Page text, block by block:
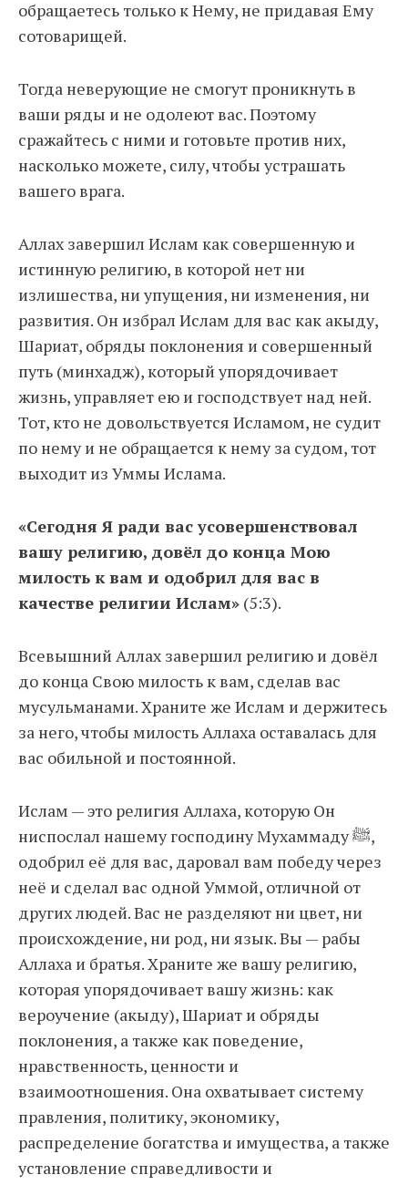
обращаетесь только к Нему, не придавая Ему
сотоварищей.
Тогда неверующие не смогут проникнуть в
ваши ряды и не одолеют вас. Поэтому
сражайтесь с ними и готовьте против них,
насколько можете, силу, чтобы устрашать
вашего врага.
Аллах завершил Ислам как совершенную и
истинную религию, в которой нет ни
излишества, ни упущения, ни изменения, ни
развития. Он избрал Ислам для вас как акыду,
Шариат, обряды поклонения и совершенный
путь (минхадж), который упорядочивает
жизнь, управляет ею и господствует над ней.
Тот, кто не довольствуется Исламом, не судит
по нему и не обращается к нему за судом, тот
выходит из Уммы Ислама.
«Сегодня Я ради вас усовершенствовал
вашу религию, довёл до конца Мою
милость к вам и одобрил для вас в
качестве религии Ислам» (5:3).
Всевышний Аллах завершил религию и довёл
до конца Свою милость к вам, сделав вас
мусульманами. Храните же Ислам и держитесь
за него, чтобы милость Аллаха оставалась для
вас обильной и постоянной.
Ислам — это религия Аллаха, которую Он
ниспослал нашему господину Мухаммаду ﷺ,
одобрил её для вас, даровал вам победу через
неё и сделал вас одной Уммой, отличной от
других людей. Вас не разделяют ни цвет, ни
происхождение, ни род, ни язык. Вы — рабы
Аллаха и братья. Храните же вашу религию,
которая упорядочивает вашу жизнь: как
вероучение (акыду), Шариат и обряды
поклонения, а также как поведение,
нравственность, ценности и
взаимоотношения. Она охватывает систему
правления, политику, экономику,
распределение богатства и имущества, а также
установление справедливости и